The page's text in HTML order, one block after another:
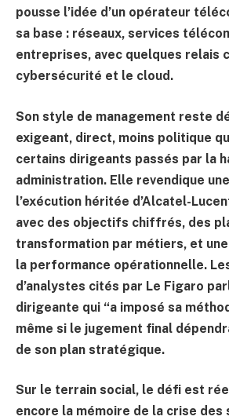
pousse l’idée d’un opérateur
sa base : réseaux, services
entreprises, avec quelques relais
cybersécurité et le cloud.
Son style de management reste
exigeant, direct, moins politique
certains dirigeants passés par la
administration. Elle revendique
l’exécution héritée d’Alcatel-
avec des objectifs chiffrés, des
transformation par métiers, et
la performance opérationnelle.
d’analystes cités par Le Figaro
dirigeante qui “a imposé sa
même si le jugement final
de son plan stratégique.
Sur le terrain social, le défi est
encore la mémoire de la crise des